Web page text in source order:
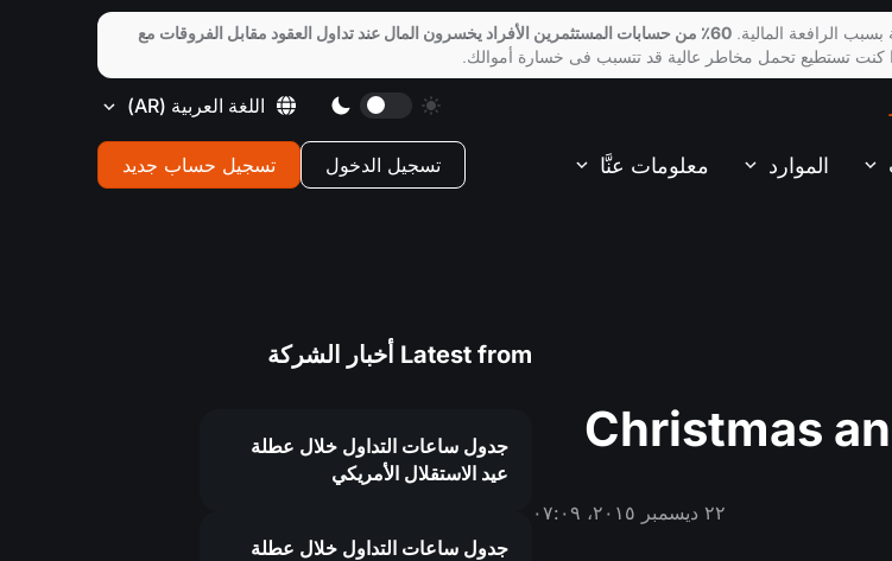
اللغة العربية (AR)
الموارد معلومات عنَّا تسجيل الدخول تسجيل حساب جديد
Christmas
٢٢ ديسمبر ٢٠١٥، ٠٧:٠٩
Latest from أخبار الشركة
جدول ساعات التداول خلال عطلة
عيد الاستقلال الأمريكي
جدول ساعات التداول خلال عطلة
الرافعة المالية.
60٪ من حسابات المستثمرين الأفراد يخسرون المال عند تداول العقود مقابل الفروقات مع
كنت تستطيع تحمل مخاطر عالية قد تتسبب فى خسارة أموالك.